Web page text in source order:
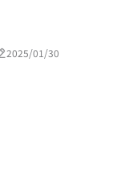
2025/01/30